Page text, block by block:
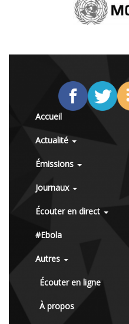
Accueil
Actualité
Émissions
Journaux
Écouter en direct
#Ebola
Autres
Écouter en ligne
À propos